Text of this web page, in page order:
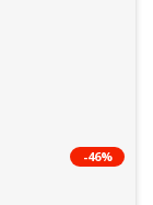
-46%